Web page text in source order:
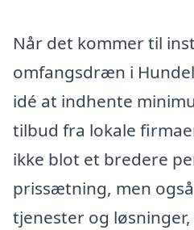
Når det kommer til
omfangsdræn i
idé at indhente
tilbud fra lokale
ikke blot et bredere
prissætning, men
tjenester og